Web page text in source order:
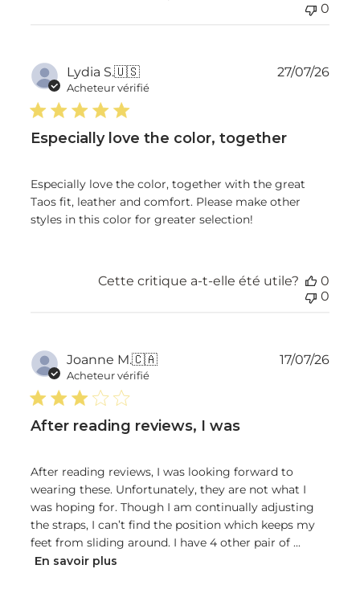
0
Lydia S.🇺🇸
Acheteur vérifié
Especially love the color, together
Especially love the color, together with the great
Taos fit, leather and comfort. Please make other
styles in this color for greater selection!
Date
27/07/26
Cette critique a-t-elle été utile?
0
0
Joanne M.🇨🇦
Acheteur vérifié
After reading reviews, I was
After reading reviews, I was looking forward to
wearing these. Unfortunately, they are not what I
was hoping for. Though I am continually adjusting
the straps, I can’t find the position which keeps my
feet from sliding around. I have 4 other pair of ...
En savoir plus
Date
17/07/26